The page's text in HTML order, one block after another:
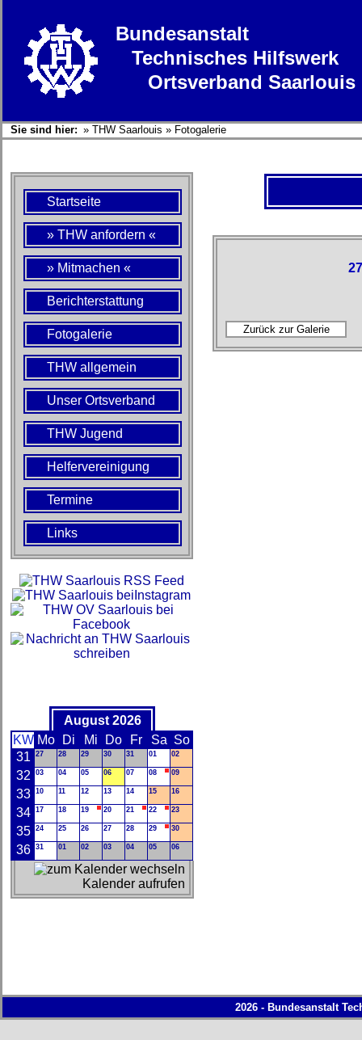
Bundesanstalt
Technisches Hilfswerk
Ortsverband Saarlouis
Sie sind hier: » THW Saarlouis » Fotogalerie
Startseite
» THW anfordern «
» Mitmachen «
Berichterstattung
Fotogalerie
THW allgemein
Unser Ortsverband
THW Jugend
Helfervereinigung
Termine
Links
August 2026
KW Mo Di Mi Do Fr Sa So
31
27 28 29 30 31 01 02
32 03 04 05 06 07 08 09
33 10 11 12 13 14 15 16
34 17 18 19 20 21 22 23
35 24 25 26 27 28 29 30
36 31 01 02 03 04 05 06
Kalender aufrufen
2026 - Bundesanstalt